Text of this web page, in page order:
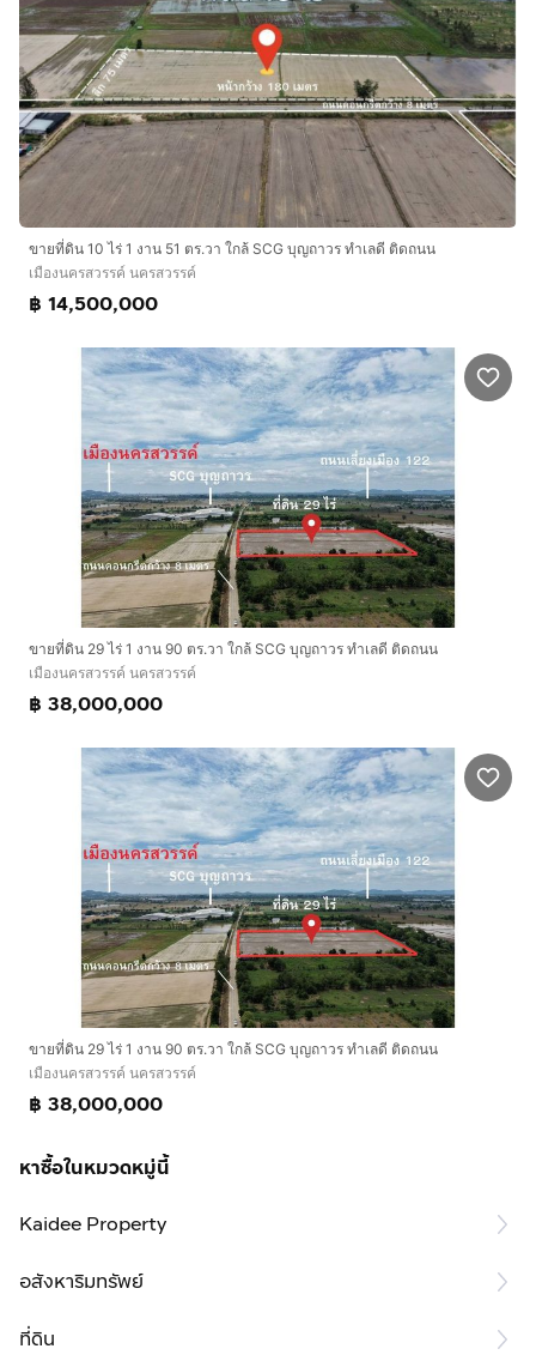
ขายที่ดิน 10 ไร่ 1 งาน 51 ตร.วา ใกล้ SCG บุญถาวร ทำเลดี ติดถนน
เมืองนครสวรรค์ นครสวรรค์
฿ 14,500,000
ขายที่ดิน 29 ไร่ 1 งาน 90 ตร.วา ใกล้ SCG บุญถาวร ทำเลดี ติดถนน
เมืองนครสวรรค์ นครสวรรค์
฿ 38,000,000
ขายที่ดิน 29 ไร่ 1 งาน 90 ตร.วา ใกล้ SCG บุญถาวร ทำเลดี ติดถนน
เมืองนครสวรรค์ นครสวรรค์
฿ 38,000,000
หาซื้อในหมวดหมู่นี้
Kaidee Property
อสังหาริมทรัพย์
ที่ดิน